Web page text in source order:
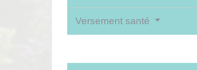
Versement santé